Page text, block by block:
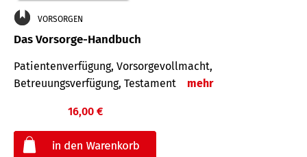
VORSORGEN
Das Vorsorge-Handbuch
Patientenverfügung, Vorsorgevollmacht,
Betreuungsverfügung, Testament
mehr
16,00 €